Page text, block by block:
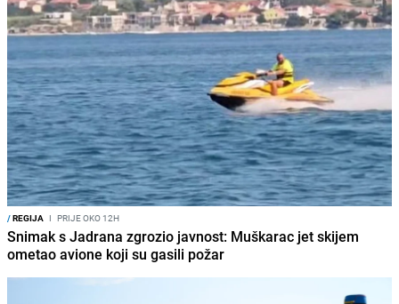
/REGIJA I PRIJE OKO 12H
Snimak s Jadrana zgrozio javnost: Muškarac jet skijem
ometao avione koji su gasili požar